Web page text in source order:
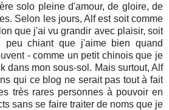
solo pleine d'amour, de gloire, de
Selon les jours, Alf est soit comme
que j'ai vu grandir avec plaisir, soit
peu chiant que j'aime bien quand
- comme un petit chinois que je
dans mon sous-sol. Mais surtout, Alf
qui ce blog ne serait pas tout à fait
très rares personnes à pouvoir en
sans se faire traiter de noms que je